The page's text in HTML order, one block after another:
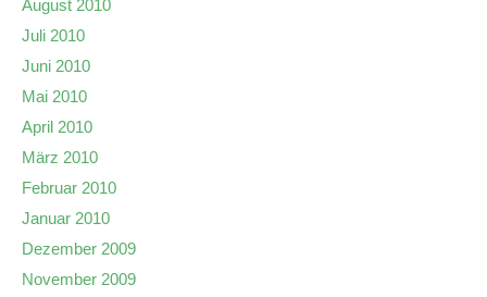
August 2010
Juli 2010
Juni 2010
Mai 2010
April 2010
März 2010
Februar 2010
Januar 2010
Dezember 2009
November 2009